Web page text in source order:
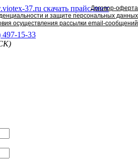
37.ru скачать прайс-лист
497-15-33
Договор-оферта
и защите персональных данных
осуществления рассылки email-сообщений